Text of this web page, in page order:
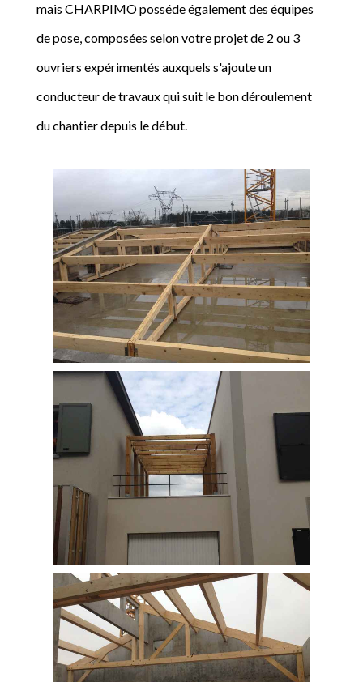
mais CHARPIMO posséde également des équipes
de pose, composées selon votre projet de 2 ou 3
ouvriers expérimentés auxquels s'ajoute un
conducteur de travaux qui suit le bon déroulement
du chantier depuis le début.